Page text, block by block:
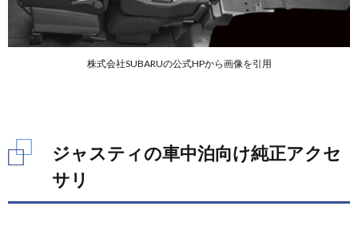
株式会社SUBARUの公式HPから画像を引用
ジャスティの車中泊向け純正アクセ
サリ